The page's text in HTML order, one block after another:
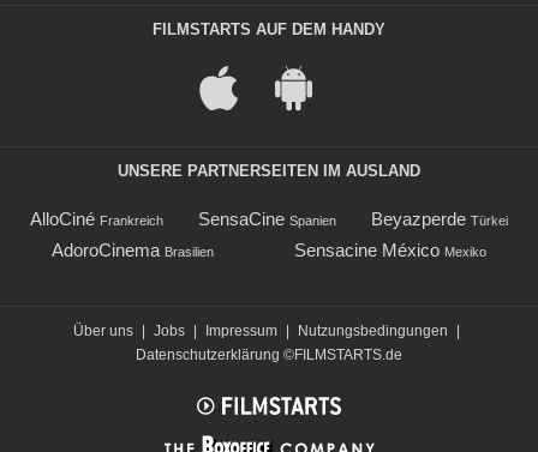
FILMSTARTS AUF DEM HANDY
UNSERE PARTNERSEITEN IM AUSLAND
AlloCiné Frankreich SensaCine Spanien Beyazperde Türkei
AdoroCinema Brasilien Sensacine México Mexiko
Über uns | Jobs | Impressum | Nutzungsbedingungen
|
Datenschutzerklärung ©FILMSTARTS.de